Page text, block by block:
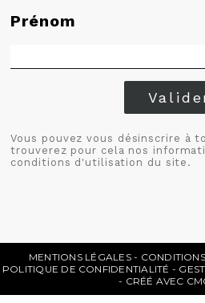
Prénom
Vous pouvez vous désinscrire à
trouverez pour cela nos
conditions d'utilisation du site.
MENTIONS LÉGALES
POLITIQUE DE CONFIDENTIALITÉ
CRÉÉ AVEC